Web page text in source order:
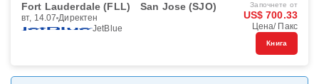
Fort Lauderdale (FLL) San Jose (SJO)
вт, 14.07 Директен
JetBlue
Започнете от
US$ 700.33
Цена/ Пакс
Книга